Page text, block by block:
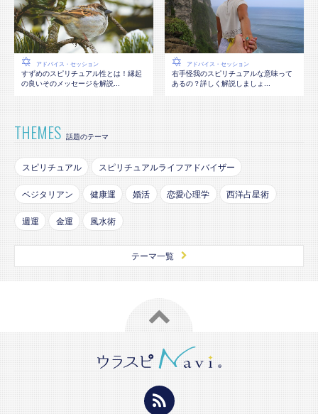
アドバイス・セッション
すずめのスピリチュアル性とは！縁起
の良いそのメッセージを解説...
アドバイス・セッション
右手怪我のスピリチュアルな意味って
あるの？詳しく解説しましょ...
THEMES 話題のテーマ
スピリチュアル スピリチュアルライフアドバイザー
ベジタリアン 健康運 婚活 恋愛心理学 西洋占星術
週運 金運 風水術
テーマ一覧